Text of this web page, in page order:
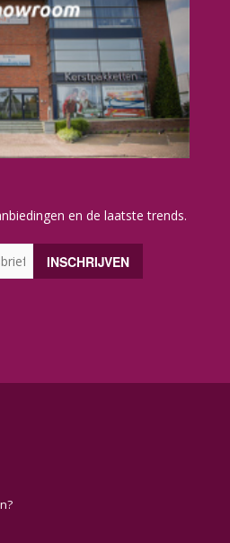
en de laatste trends.